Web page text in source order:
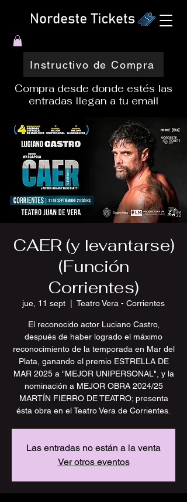
Compra desde donde estés las
entradas llegan a tu email
Instructivo de Compra
CAER (y levantarse)
(Función
Corrientes)
jue, 11 sept Teatro Vera - Corrientes
El reconocido actor Luciano Castro,
después de haber logrado el máximo
reconocimiento de la temporada en Mar del
Plata, ganando el premio ESTRELLA DE
MAR 2025 a "MEJOR UNIPERSONAL", y la
nominación a MEJOR OBRA 2024/25
MARTÍN FIERRO DE TEATRO; presenta
ésta obra en el Teatro Vera de Corrientes.
Las entradas no están a la venta
Ver otros eventos